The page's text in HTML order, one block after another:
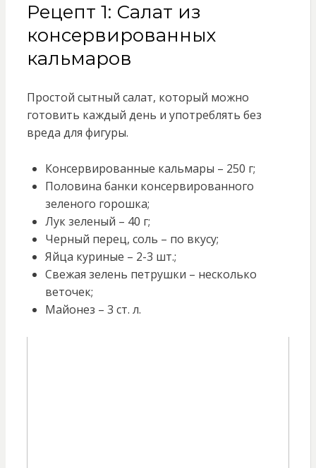
Рецепт 1: Салат из
консервированных
кальмаров
Простой сытный салат, который можно
готовить каждый день и употреблять без
вреда для фигуры.
Консервированные кальмары – 250 г;
Половина банки консервированного
зеленого горошка;
Лук зеленый – 40 г;
Черный перец, соль – по вкусу;
Яйца куриные – 2-3 шт.;
Свежая зелень петрушки – несколько
веточек;
Майонез – 3 ст. л.